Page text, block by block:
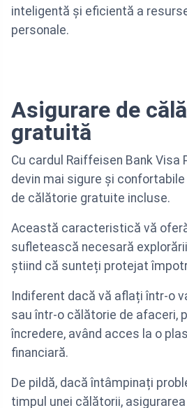
inteligentă și eficientă a
personale.
Asigurare de
gratuită
Cu cardul Raiffeisen Bank Visa
devin mai sigure și
de călătorie gratuite incluse.
Această caracteristică vă
sufletească necesară
știind că sunteți protejat
Indiferent dacă vă aflați într-o
sau într-o călătorie de afaceri,
încredere, având acces la o
financiară.
De pildă, dacă întâmpinați
timpul unei călătorii,